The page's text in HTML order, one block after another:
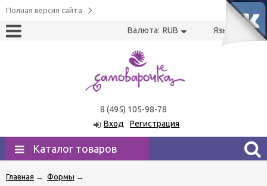
Полная версия сайта
Валюта: RUB Язык: USRU
8 (495) 105-98-78
Вход
Регистрация
Каталог товаров
Главная → Формы →